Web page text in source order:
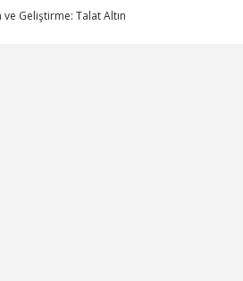
ve Geliştirme: Talat Altın